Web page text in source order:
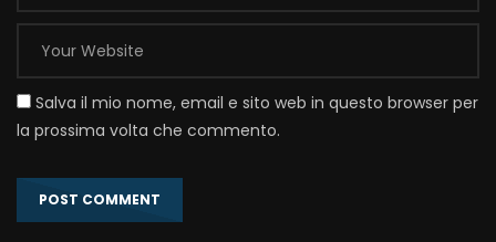
Salva il mio nome, email e sito web in questo browser per
la prossima volta che commento.